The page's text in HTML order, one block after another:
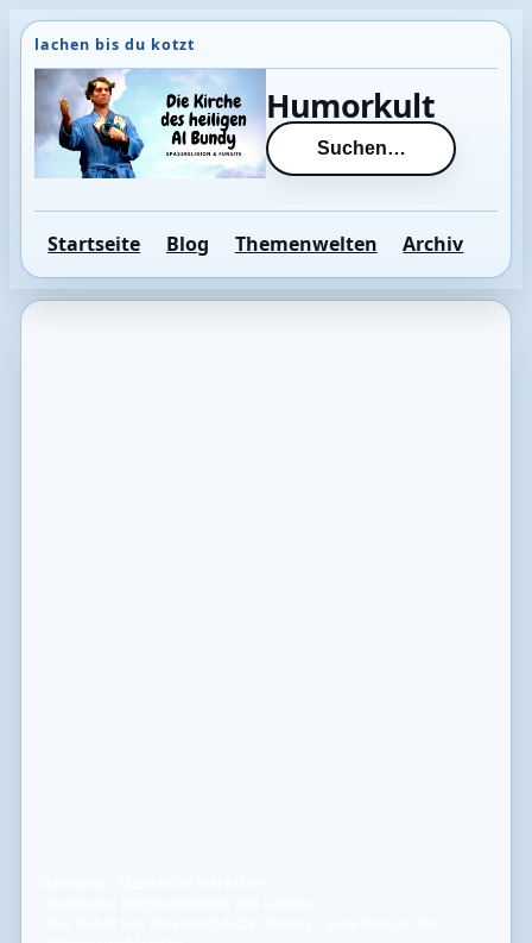
Direkt
zum
Inhalt
wechseln
Humorkult
Suchen…
Startseite Blog Themenwelten Archiv